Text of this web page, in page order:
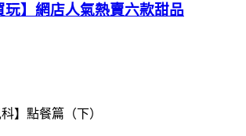
玩】網店人氣熱賣六款甜品